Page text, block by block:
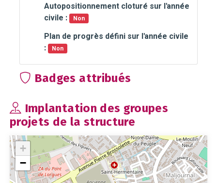
Autopositionnement cloturé sur l'année
civile :
Non
Plan de progrès défini sur l'année civile
:
Non
Badges attribués
Implantation des groupes
projets de la structure
+
−